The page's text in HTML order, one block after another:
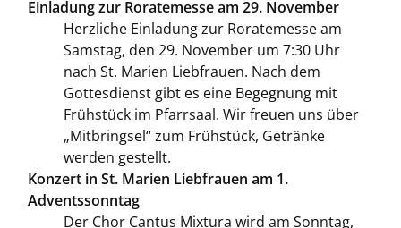
Einladung zur Roratemesse am 29. November
Herzliche Einladung zur Roratemesse am
Samstag, den 29. November um 7:30 Uhr
nach St. Marien Liebfrauen. Nach dem
Gottesdienst gibt es eine Begegnung mit
Frühstück im Pfarrsaal. Wir freuen uns über
„Mitbringsel“ zum Frühstück, Getränke
werden gestellt.
Konzert in St. Marien Liebfrauen am 1.
Adventssonntag
Der Chor Cantus Mixtura wird am Sonntag,